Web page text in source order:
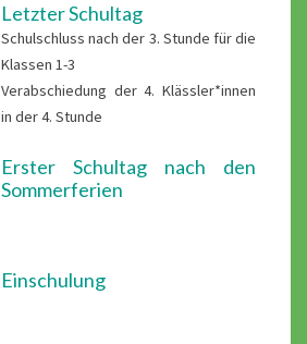
Letzter Schultag
Schulschluss nach der 3. Stunde für die
Klassen 1-3
Verabschiedung der 4. Klässler*innen
in der 4. Stunde
Erster Schultag nach den
Sommerferien
Einschulung